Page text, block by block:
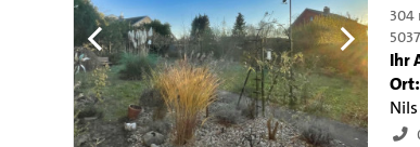
304
Ihr
Ort: